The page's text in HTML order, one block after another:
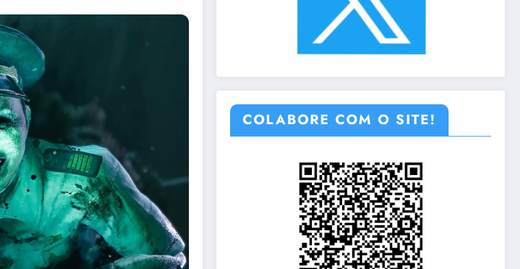
COLABORE COM O SITE!